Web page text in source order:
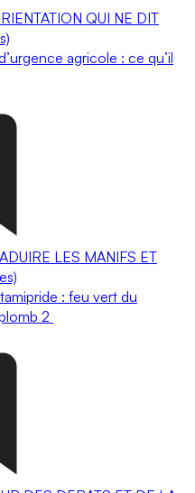
QUI NE DIT
agricole : ce qu’il
LES MANIFS ET
: feu vert du
2